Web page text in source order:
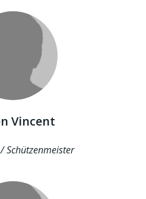
Vincent
Schützenmeister